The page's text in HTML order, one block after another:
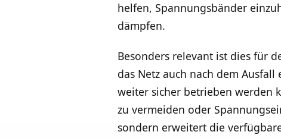
helfen, Spannungsbänder
dämpfen.
Besonders relevant ist dies für
das Netz auch nach dem
weiter sicher betrieben werden
zu vermeiden oder
sondern erweitert die